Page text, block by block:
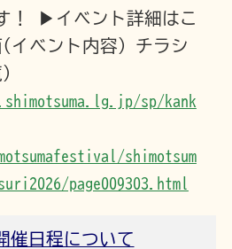
！ ▶イベント詳細はこ
イベント内容) チラシ
)
sp/kank
shimotsum
page009303.html
催日程について